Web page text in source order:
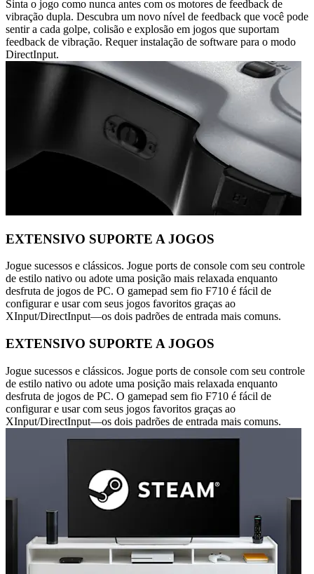
Sinta o jogo como nunca antes com os motores de feedback de
vibração dupla. Descubra um novo nível de feedback que você pode
sentir a cada golpe, colisão e explosão em jogos que suportam
feedback de vibração. Requer instalação de software para o modo
DirectInput.
EXTENSIVO SUPORTE A JOGOS
Jogue sucessos e clássicos. Jogue ports de console com seu controle
de estilo nativo ou adote uma posição mais relaxada enquanto
desfruta de jogos de PC. O gamepad sem fio F710 é fácil de
configurar e usar com seus jogos favoritos graças ao
XInput/DirectInput—os dois padrões de entrada mais comuns.
EXTENSIVO SUPORTE A JOGOS
Jogue sucessos e clássicos. Jogue ports de console com seu controle
de estilo nativo ou adote uma posição mais relaxada enquanto
desfruta de jogos de PC. O gamepad sem fio F710 é fácil de
configurar e usar com seus jogos favoritos graças ao
XInput/DirectInput—os dois padrões de entrada mais comuns.